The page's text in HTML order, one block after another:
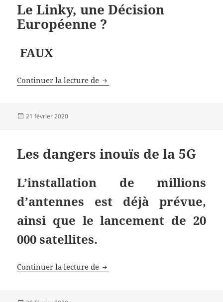
Le Linky, une Décision
Européenne ?
FAUX
Continuer la lecture de Le Linky, une Décision
Publié
21 février 2020
Les dangers inouïs de la 5G
L’installation de millions
d’antennes est déjà prévue,
ainsi que le lancement de 20
000 satellites.
Continuer la lecture de Les dangers inouïs de la 5G